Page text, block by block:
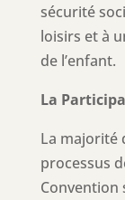
sécurité
loisirs et à
de l’enfant.
La
La majorité
processus
Convention